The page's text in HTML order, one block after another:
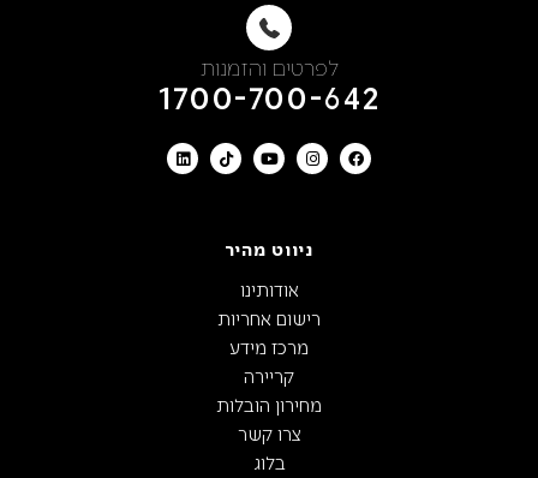
לפרטים והזמנות
1700-700-642
ניווט מהיר
אודותינו
רישום אחריות
מרכז מידע
קריירה
מחירון הובלות
צרו קשר
בלוג